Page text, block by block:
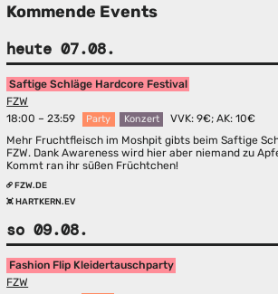
Kommende Events
heute 07.08.
Saftige Schläge Hardcore Festival
FZW
18:00 – 23:59
Party Konzert
VVK: 9€; AK: 10€
Mehr Fruchtfleisch im Moshpit gibts beim Saftige
FZW. Dank Awareness wird hier aber niemand zu
Kommt ran ihr süßen Früchtchen!
FZW.DE
HARTKERN.EV
so 09.08.
Fashion Flip Kleidertauschparty
FZW